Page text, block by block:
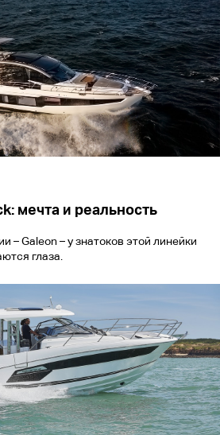
мечта и реальность
– Galeon – у знатоков этой линейки
глаза.